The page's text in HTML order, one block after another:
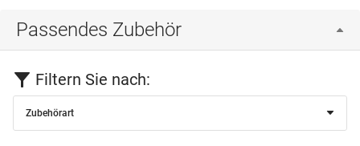
Passendes Zubehör
Filtern Sie nach:
Zubehörart